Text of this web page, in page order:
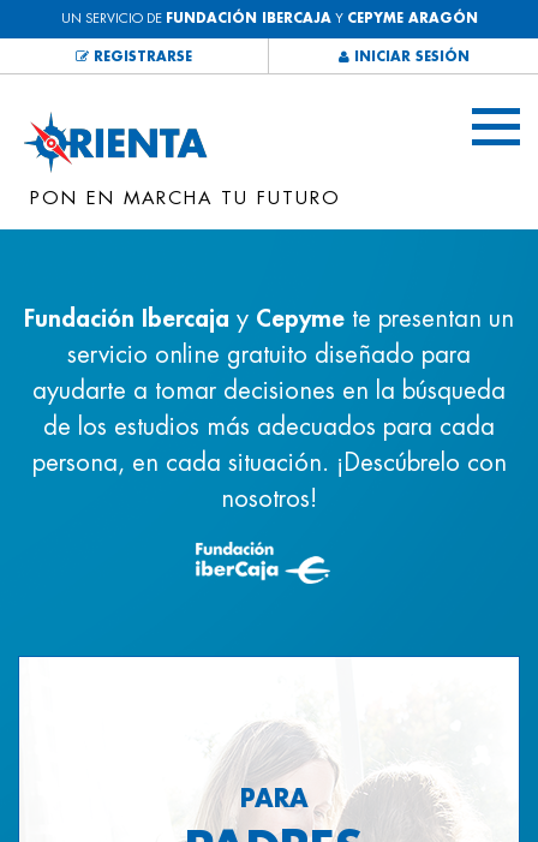
UN SERVICIO DE FUNDACIÓN IBERCAJAY CEPYME ARAGÓN
REGISTRARSE INICIAR SESIÓN
PON EN MARCHA TU FUTURO
Fundación Ibercaja y Cepyme te presentan un
servicio online gratuito diseñado para
ayudarte a tomar decisiones en la búsqueda
de los estudios más adecuados para cada
persona, en cada situación. ¡Descúbrelo con
nosotros!
PARA